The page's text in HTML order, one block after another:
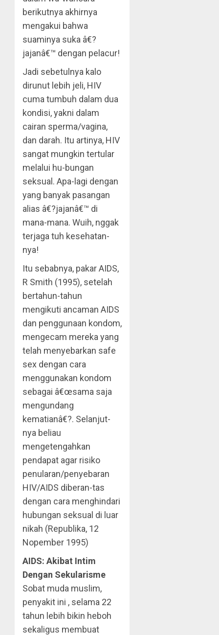
berikutnya akhirnya
mengakui bahwa
suaminya suka â€?
jajanâ€™ dengan pelacur!
Jadi sebetulnya kalo
dirunut lebih jeli, HIV
cuma tumbuh dalam dua
kondisi, yakni dalam
cairan sperma/vagina,
dan darah. Itu artinya, HIV
sangat mungkin tertular
melalui hu-bungan
seksual. Apa-lagi dengan
yang banyak pasangan
alias â€?jajanâ€™ di
mana-mana. Wuih, nggak
terjaga tuh kesehatan-
nya!
Itu sebabnya, pakar AIDS,
R Smith (1995), setelah
bertahun-tahun
mengikuti ancaman AIDS
dan penggunaan kondom,
mengecam mereka yang
telah menyebarkan safe
sex dengan cara
menggunakan kondom
sebagai â€œsama saja
mengundang
kematianâ€?. Selanjut-
nya beliau
mengetengahkan
pendapat agar risiko
penularan/penyebaran
HIV/AIDS diberan-tas
dengan cara menghindari
hubungan seksual di luar
nikah (Republika, 12
Nopember 1995)
AIDS: Akibat Intim
Dengan Sekularisme
Sobat muda muslim,
penyakit ini , selama 22
tahun lebih bikin heboh
sekaligus membuat